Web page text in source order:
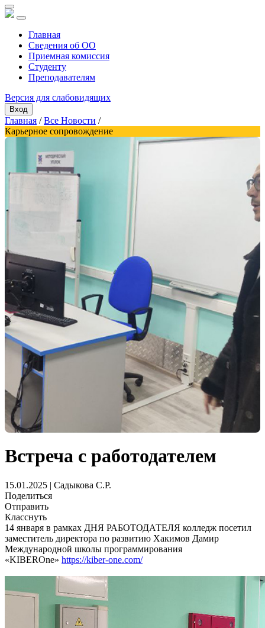
Главная
Сведения об ОО
Приемная комиссия
Студенту
Преподавателям
Версия для слабовидящих
Вход
Главная /Все Новости /
Карьерное сопровождение
Встреча с работодателем
15.01.2025 | Садыкова С.Р.
Поделиться
Отправить
Класснуть
14 января в рамках ДНЯ РАБОТОДАТЕЛЯ колледж посетил
заместитель директора по развитию Хакимов Дамир
Международной школы программирования
«KIBEROne» https://kiber-one.com/